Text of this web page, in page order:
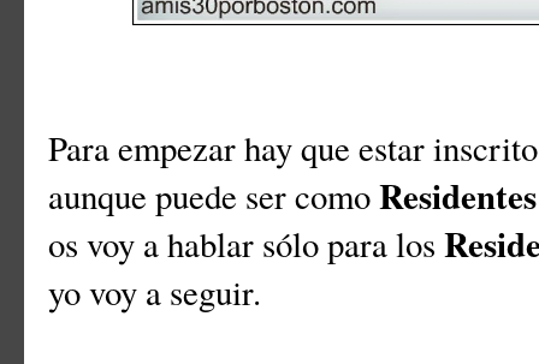
Para empezar hay que estar
aunque puede ser comoResidentes
os voy a hablar sólo para los
yo voy a seguir.